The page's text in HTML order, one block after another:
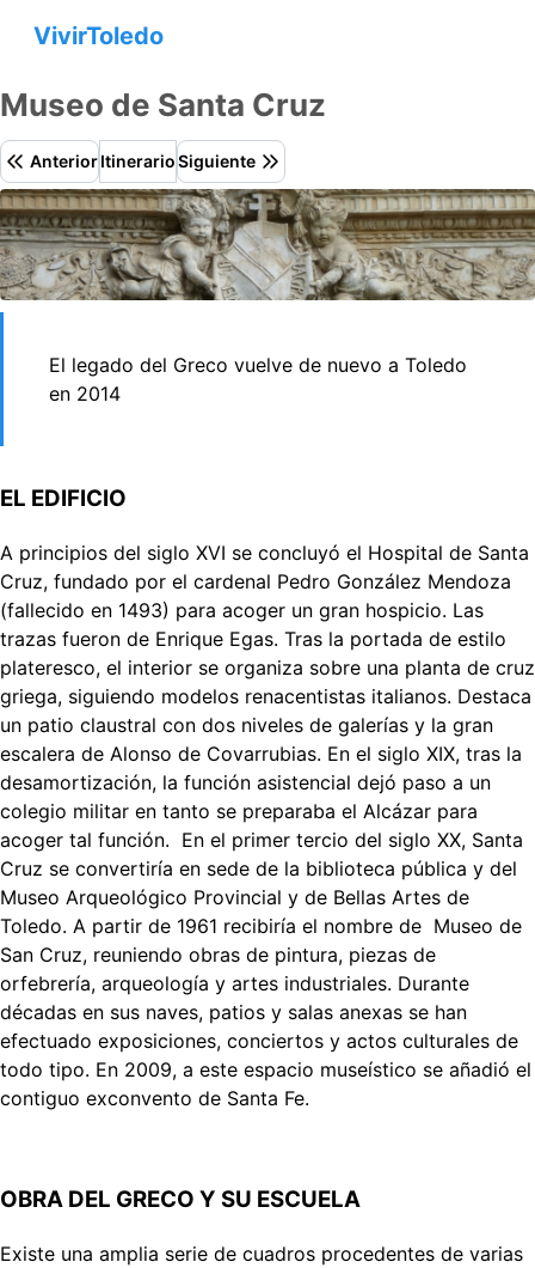
VivirToledo
Museo de Santa Cruz
AnteriorItinerarioSiguiente
El legado del Greco vuelve de nuevo a Toledo
en 2014
EL EDIFICIO
A principios del siglo XVI se concluyó el Hospital de Santa
Cruz, fundado por el cardenal Pedro González Mendoza
(fallecido en 1493) para acoger un gran hospicio. Las
trazas fueron de Enrique Egas. Tras la portada de estilo
plateresco, el interior se organiza sobre una planta de cruz
griega, siguiendo modelos renacentistas italianos. Destaca
un patio claustral con dos niveles de galerías y la gran
escalera de Alonso de Covarrubias. En el siglo XIX, tras la
desamortización, la función asistencial dejó paso a un
colegio militar en tanto se preparaba el Alcázar para
acoger tal función. En el primer tercio del siglo XX, Santa
Cruz se convertiría en sede de la biblioteca pública y del
Museo Arqueológico Provincial y de Bellas Artes de
Toledo. A partir de 1961 recibiría el nombre de Museo de
San Cruz, reuniendo obras de pintura, piezas de
orfebrería, arqueología y artes industriales. Durante
décadas en sus naves, patios y salas anexas se han
efectuado exposiciones, conciertos y actos culturales de
todo tipo. En 2009, a este espacio museístico se añadió el
contiguo exconvento de Santa Fe.
OBRA DEL GRECO Y SU ESCUELA
Existe una amplia serie de cuadros procedentes de varias